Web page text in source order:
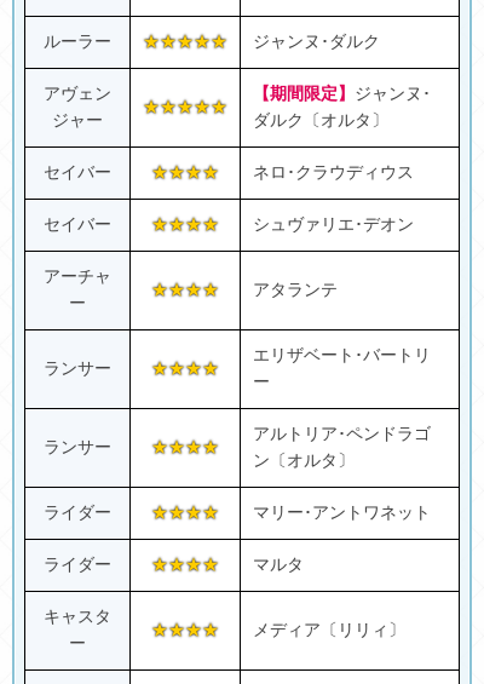
ルーラー ★★★★★ ジャンヌ･ダルク
アヴェン
ジャー
★★★★★
【期間限定】 ジャンヌ･
ダルク〔オルタ〕
セイバー ★★★★ ネロ･クラウディウス
セイバー ★★★★ シュヴァリエ･デオン
アーチャ
ー
★★★★ アタランテ
ランサー ★★★★
エリザベート･バートリ
ー
ランサー ★★★★
アルトリア･ペンドラゴ
ン〔オルタ〕
ライダー ★★★★ マリー･アントワネット
ライダー ★★★★ マルタ
キャスタ
ー
★★★★ メディア〔リリィ〕